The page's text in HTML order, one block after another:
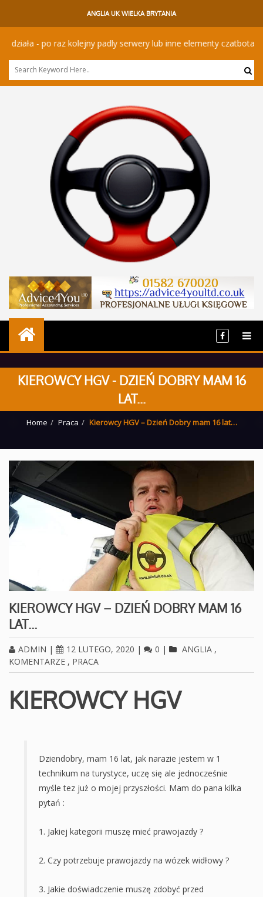
ANGLIA UK WIELKA BRYTANIA
- po raz kolejny padly serwery lub inne elementy czatbota
KIEROWCY HGV - DZIEŃ DOBRY MAM 16
LAT...
Home Praca Kierowcy HGV – Dzień Dobry mam 16 lat…
KIEROWCY HGV – DZIEŃ DOBRY MAM 16
LAT…
ADMIN | 12 LUTEGO, 2020 | 0 | ANGLIA ,
KOMENTARZE , PRACA
KIEROWCY HGV
Dziendobry, mam 16 lat, jak narazie jestem w 1
technikum na turystyce, uczę się ale jednocześnie
myśle tez już o mojej przyszłości. Mam do pana kilka
pytań :
1. Jakiej kategorii muszę mieć prawojazdy ?
2. Czy potrzebuje prawojazdy na wózek widłowy ?
3. Jakie doświadczenie muszę zdobyć przed